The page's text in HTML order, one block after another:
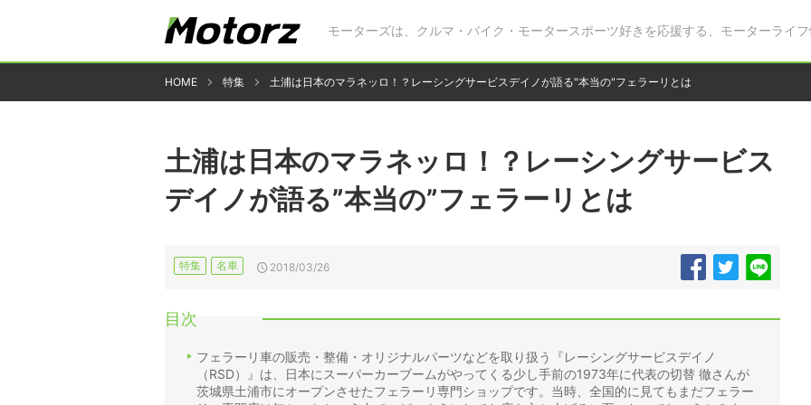
モーターズは、クルマ・バイク・モータースポーツ好きを応援する、モーターライフ
HOME 特集 土浦は日本のマラネッロ！？レーシングサービスデイノが語る"本当の"フェラーリとは
土浦は日本のマラネッロ！？レーシングサービス
デイノが語る”本当の”フェラーリとは
特集 名車 2018/03/26
目次
フェラーリ車の販売・整備・オリジナルパーツなどを取り扱う『レーシングサービスデイノ
（RSD）』は、日本にスーパーカーブームがやってくる少し手前の1973年に代表の切替 徹さんが
茨城県土浦市にオープンさせたフェラーリ専門ショップです。当時、全国的に見てもまだフェラー